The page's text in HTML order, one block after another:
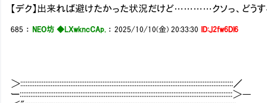
【デク】出来れば避けたかった状況だけど…………クソっ、ど
685 ： NEO坊 ◆LXwkncCAp. ：2025/10/10(金) 20:33:30 ID:J2fw6Dl6
＞:::::::::::::::::::::::::::::::::::::::::::::::::::::::::::::::::::::::::::::::::::::::::::::::::::::::::::::::::::::::／
ー:::::::::::::::::::::::::::::::::::::::::::::::::::::::::::::::::::::::::::::::::::::::::::::::::::::::::::::::::::::::＞―